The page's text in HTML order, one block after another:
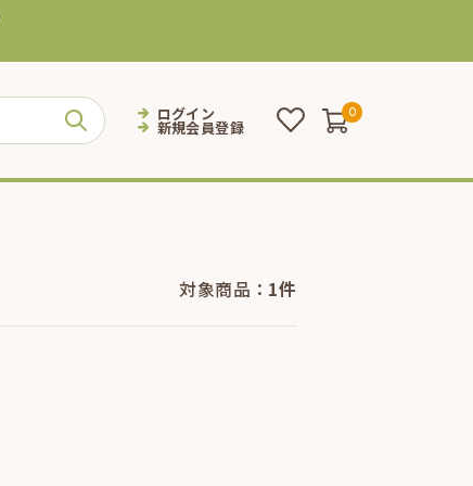
ログイン
新規会員登録
0
対象商品： 1件